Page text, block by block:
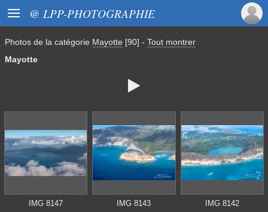
 @ LPP-PHOTOGRAPHIE
Photos de la catégorie Mayotte [90] - Tout montrer
Mayotte

IMG 8147 IMG 8143 IMG 8142